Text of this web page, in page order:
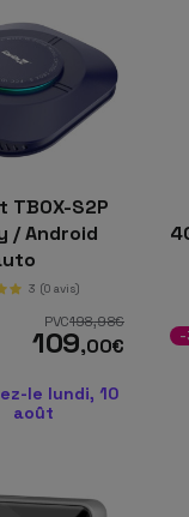
TBOX-S2P
/ Android
3 (0 avis)
PVC198,98€
109,00€
le lundi, 10
août
-